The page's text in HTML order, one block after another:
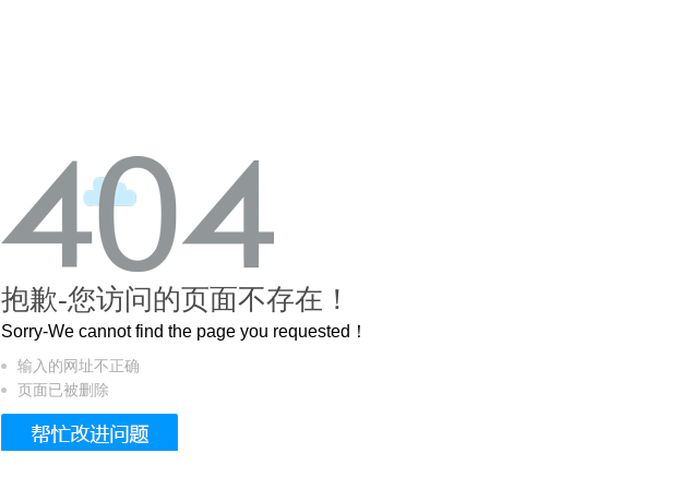
这个3.2米的长卷，还原了600岁的紫禁城
抱歉-您访问的页面不存在！
Sorry-We cannot find the page you requested！
输入的网址不正确
页面已被删除